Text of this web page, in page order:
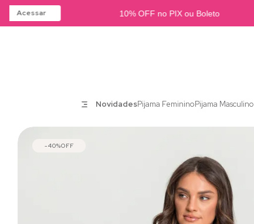
Acessar 10% OFF no PIX ou Boleto
NovidadesPijama FemininoPijama Masculino
40%OFF